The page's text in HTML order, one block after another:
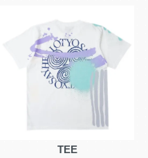
TEE